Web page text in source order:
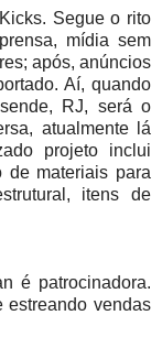
Segue o rito
mídia sem
após, anúncios
Aí, quando
RJ, será o
atualmente lá
projeto inclui
de materiais para
itens de
é patrocinadora.
estreando vendas